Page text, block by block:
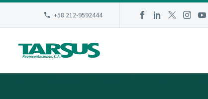
+58 212-9592444